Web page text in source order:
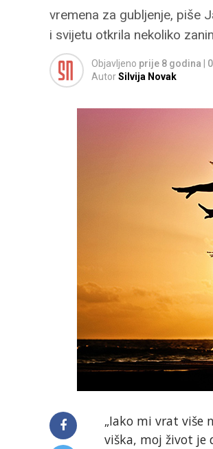
vremena za gubljenje, piše
i svijetu otkrila nekoliko
Objavljeno prije 8 godina
AutorSilvija Novak
„Iako mi vrat više
viška, moj život je